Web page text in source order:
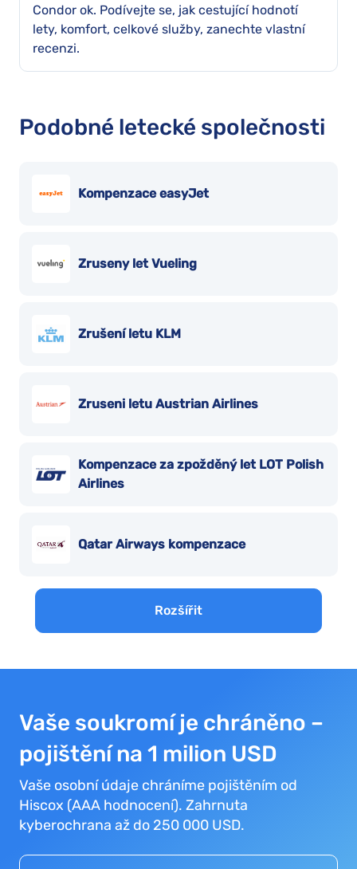
Condor ok. Podívejte se, jak cestující hodnotí
lety, komfort, celkové služby, zanechte vlastní
recenzi.
Podobné letecké společnosti
Kompenzace easyJet
Zruseny let Vueling
Zrušení letu KLM
Zruseni letu Austrian Airlines
Kompenzace za zpožděný let LOT Polish
Airlines
Qatar Airways kompenzace
Rozšířit
Vaše soukromí je chráněno –
pojištění na 1 milion USD
Vaše osobní údaje chráníme pojištěním od
Hiscox (AAA hodnocení). Zahrnuta
kyberochrana až do 250 000 USD.